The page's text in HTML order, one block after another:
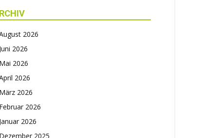
2026
2026
2026
2026
2026
2026
2026
2025